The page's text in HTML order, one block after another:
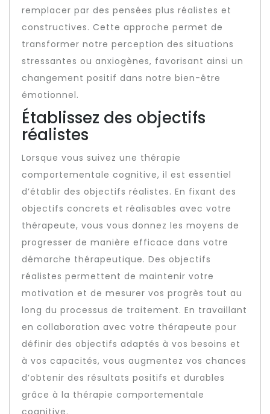
remplacer par des pensées plus réalistes et
constructives. Cette approche permet de
transformer notre perception des situations
stressantes ou anxiogènes, favorisant ainsi un
changement positif dans notre bien-être
émotionnel.
Établissez des objectifs
réalistes
Lorsque vous suivez une thérapie
comportementale cognitive, il est essentiel
d’établir des objectifs réalistes. En fixant des
objectifs concrets et réalisables avec votre
thérapeute, vous vous donnez les moyens de
progresser de manière efficace dans votre
démarche thérapeutique. Des objectifs
réalistes permettent de maintenir votre
motivation et de mesurer vos progrès tout au
long du processus de traitement. En travaillant
en collaboration avec votre thérapeute pour
définir des objectifs adaptés à vos besoins et
à vos capacités, vous augmentez vos chances
d’obtenir des résultats positifs et durables
grâce à la thérapie comportementale
cognitive.